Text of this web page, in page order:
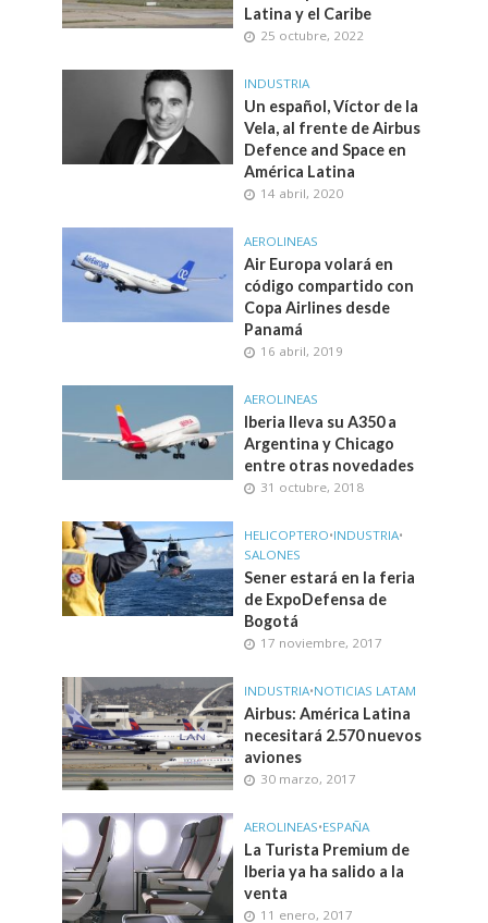
Latina y el Caribe
25 octubre, 2022
INDUSTRIA
Un español, Víctor de la
Vela, al frente de Airbus
Defence and Space en
América Latina
14 abril, 2020
AEROLINEAS
Air Europa volará en
código compartido con
Copa Airlines desde
Panamá
16 abril, 2019
AEROLINEAS
Iberia lleva su A350 a
Argentina y Chicago
entre otras novedades
31 octubre, 2018
HELICOPTERO•INDUSTRIA•
SALONES
Sener estará en la feria
de ExpoDefensa de
Bogotá
17 noviembre, 2017
INDUSTRIA•NOTICIAS LATAM
Airbus: América Latina
necesitará 2.570 nuevos
aviones
30 marzo, 2017
AEROLINEAS•ESPAÑA
La Turista Premium de
Iberia ya ha salido a la
venta
11 enero, 2017